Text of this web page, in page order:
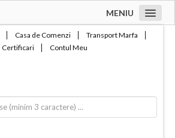
MENIU
Casa de Comenzi
Transport Marfa
Certificari
Contul Meu